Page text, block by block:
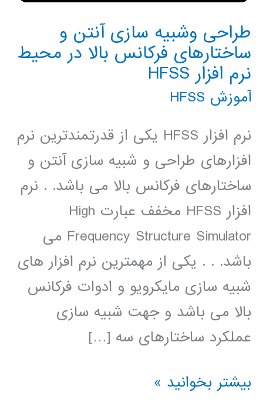
طراحی وشبیه سازی آنتن و
ساختارهای فرکانس بالا در محیط
نرم افزار HFSS
آموزش HFSS
نرم افزار HFSS یکی از قدرتمندترین نرم
افزارهای طراحی و شبیه سازی آنتن و
ساختارهای فرکانس بالا می باشد. . نرم
افزار HFSS مخفف عبارت High
Frequency Structure Simulator می
باشد. . . یکی از مهمترین نرم افزار های
شبیه سازی مایکرویو و ادوات فرکانس
بالا می باشد و جهت شبیه سازی
عملکرد ساختارهای سه […]
طراحی
بیشتر بخوانید »